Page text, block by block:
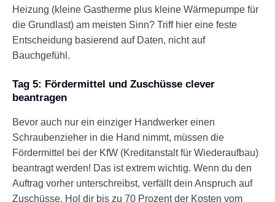
Heizung (kleine Gastherme plus kleine Wärmepumpe für
die Grundlast) am meisten Sinn? Triff hier eine feste
Entscheidung basierend auf Daten, nicht auf
Bauchgefühl.
Tag 5: Fördermittel und Zuschüsse clever
beantragen
Bevor auch nur ein einziger Handwerker einen
Schraubenzieher in die Hand nimmt, müssen die
Fördermittel bei der KfW (Kreditanstalt für Wiederaufbau)
beantragt werden! Das ist extrem wichtig. Wenn du den
Auftrag vorher unterschreibst, verfällt dein Anspruch auf
Zuschüsse. Hol dir bis zu 70 Prozent der Kosten vom